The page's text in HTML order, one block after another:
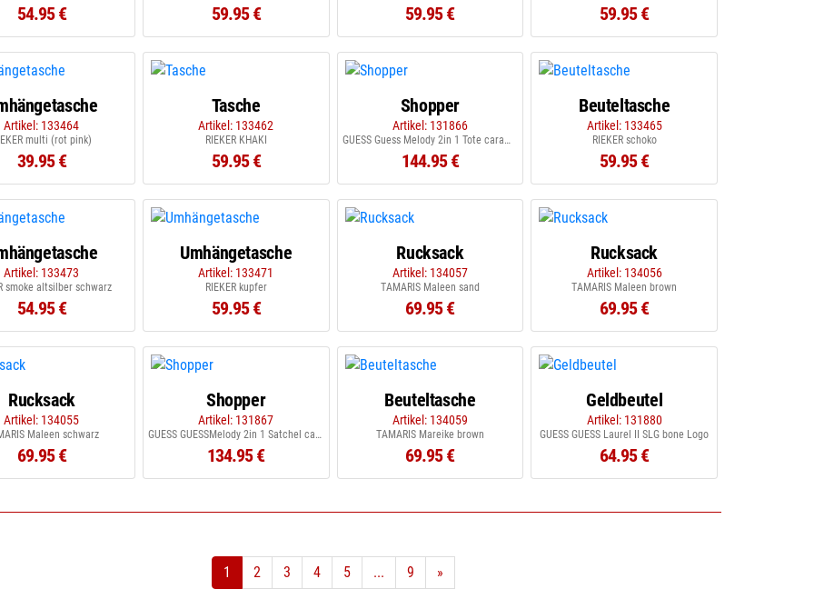
54.95 € 59.95 € 59.95 € 59.95 €
Artikel: 133464
multi (rot pink)
39.95 €
Tasche
Artikel: 133462
RIEKER KHAKI
59.95 €
Shopper
Artikel: 131866
GUESS Guess Melody 2in 1 Tote caramel
144.95 €
Beuteltasche
Artikel: 133465
RIEKER schoko
59.95 €
Artikel: 133473
smoke altsilber schwarz
54.95 €
Umhängetasche
Artikel: 133471
RIEKER kupfer
59.95 €
Rucksack
Artikel: 134057
TAMARIS Maleen sand
69.95 €
Rucksack
Artikel: 134056
TAMARIS Maleen brown
69.95 €
Rucksack
Artikel: 134055
Maleen schwarz
69.95 €
Shopper
Artikel: 131867
GUESS GUESSMelody 2in 1 Satchel caramel
134.95 €
Beuteltasche
Artikel: 134059
TAMARIS Mareike brown
69.95 €
Geldbeutel
Artikel: 131880
GUESS GUESS Laurel II SLG bone Logo
64.95 €
1 2 3 4 5 ... 9 »